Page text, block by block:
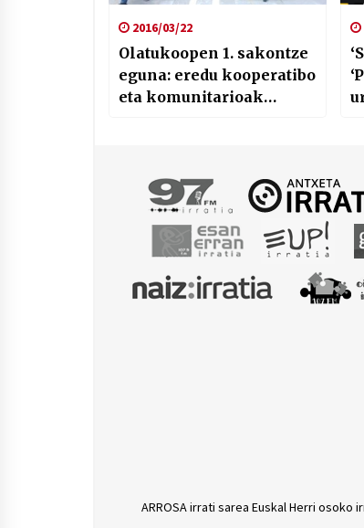
2016/03/22
Olatukoopen 1. sakontze
eguna: eredu kooperatibo
eta komunitarioak
ARROSA irrati sarea Euskal Herri